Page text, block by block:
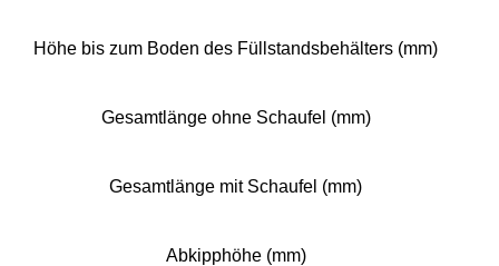
Höhe bis zum Boden des Füllstandsbehälters (mm)
Gesamtlänge ohne Schaufel (mm)
Gesamtlänge mit Schaufel (mm)
Abkipphöhe (mm)